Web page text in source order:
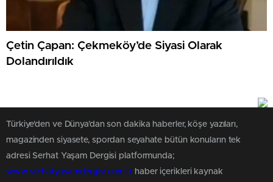
Çetin Çapan: Çekmeköy’de Siyasi Olarak
Dolandırıldık
Türkiye'den ve Dünya’dan son dakika haberler, köşe yazıları,
magazinden siyasete, spordan seyahate bütün konuların tek
adresi Serhat Yaşam Dergisi platformunda;
www.serhatyasamdergisi.com.tr haber içerikleri kaynak